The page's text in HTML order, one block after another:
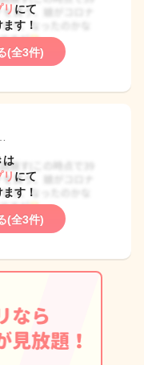
にて
す！
(全3件)
は
にて
す！
(全3件)